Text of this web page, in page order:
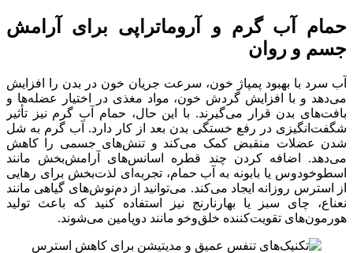
حمام آب گرم و آروماتراپی برای آرامش
جسم و روان
آب سرد با بهبود پمپاژ خون، سرعت جریان خون در بدن را افزایش
می‌دهد و با افزایش گردش خون، مواد مغذی در اختیار عضله‌ها و
بافت‌های بدن قرار می‌گیرند. با این حال، حمام آب گرم نیز تأثیر
شگفت‌انگیزی در رفع خستگی بدن بعد از کار دارد. آب گرم به شل
شدن عضلات منقبض کمک می‌کند و تنش‌های جسمی را کاهش
می‌دهد. اضافه کردن چند قطره اسانس‌های آرامش‌بخش مانند
اسطوخودوس یا بابونه به آب حمام، تجربه‌ای لذت‌بخش برای رهایی
از استرس روزانه ایجاد می‌کند. می‌توانید از دم‌نوش‌های گیاهی مانند
نعناع، چای سبز یا بهارنارنج نیز استفاده کنید که باعث تولید
هورمون‌های تقویت‌کننده خلق‌وخو مانند دوپامین می‌شوند.